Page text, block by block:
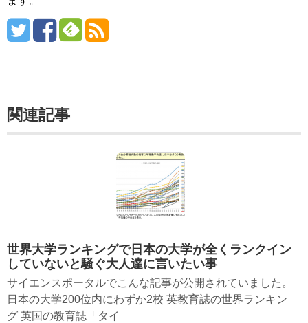
関連記事
世界大学ランキングで日本の大学が全くランクイン
していないと騒ぐ大人達に言いたい事
サイエンスポータルでこんな記事が公開されていました。
日本の大学200位内にわずか2校 英教育誌の世界ランキン
グ 英国の教育誌「タイ